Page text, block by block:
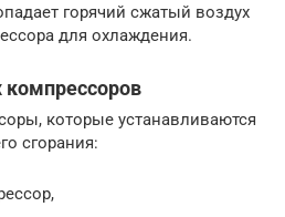
горячий сжатый воздух
для охлаждения.
которые устанавливаются
сгорания: